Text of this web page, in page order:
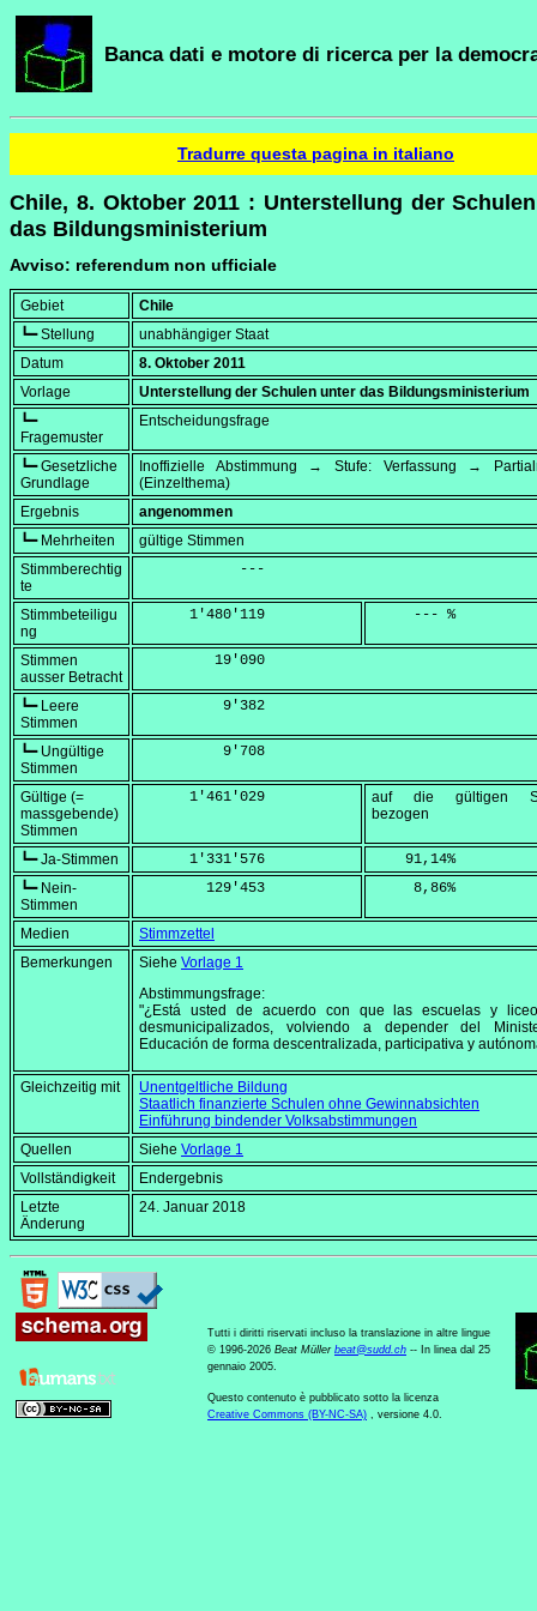
Banca dati e motore di ricerca per la
Tradurre questa pagina in italiano
Chile, 8. Oktober 2011 : Unterstellung der
das Bildungsministerium
Avviso: referendum non ufficiale
Gebiet
Chile
┗━ Stellung
unabhängiger Staat
Datum
8. Oktober 2011
Vorlage
Unterstellung der Schulen unter das Bildungsministerium
┗━
Fragemuster
Entscheidungsfrage
┗━ Gesetzliche
Grundlage
Inoffizielle Abstimmung → Stufe: Verfassung →
(Einzelthema)
Ergebnis
angenommen
┗━ Mehrheiten
gültige Stimmen
Stimmberechtig
te
            ---
Stimmbeteiligu
ng
      1'480'119
     --- %
Stimmen
ausser Betracht
         19'090
┗━ Leere
Stimmen
          9'382
┗━ Ungültige
Stimmen
          9'708
Gültige (=
massgebende)
Stimmen
      1'461'029
auf die gültigen
bezogen
┗━ Ja-Stimmen
      1'331'576
    91,14
%
┗━ Nein-
Stimmen
        129'453
     8,86
%
Medien
Stimmzettel
Bemerkungen
Siehe Vorlage 1
Abstimmungsfrage:
"¿Está usted de acuerdo con que las escuelas y
desmunicipalizados, volviendo a depender del
Educación de forma descentralizada, participativa y
Gleichzeitig mit
Unentgeltliche Bildung
Staatlich finanzierte Schulen ohne Gewinnabsichten
Einführung bindender Volksabstimmungen
Quellen
Siehe Vorlage 1
Vollständigkeit
Endergebnis
Letzte
Änderung
24. Januar 2018
Tutti i diritti riservati incluso la translazione in altre lingue
© 1996-2026 Beat Müller beat@sudd.ch -- In linea dal 25
gennaio 2005.
Questo contenuto è pubblicato sotto la licenza
Creative Commons (BY-NC-SA) , versione 4.0.